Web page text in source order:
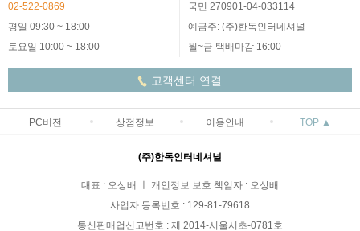
02-522-0869
평일 09:30 ~ 18:00
토요일 10:00 ~ 18:00
국민 270901-04-033114
예금주: (주)한독인터네셔널
월~금 택배마감 16:00
고객센터 연결
PC버전 상점정보 이용안내 TOP ▲
(주)한독인터네셔널
대표 : 오상배 ㅣ 개인정보 보호 책임자 : 오상배
사업자 등록번호 : 129-81-79618
통신판매업신고번호 : 제 2014-서울서초-0781호